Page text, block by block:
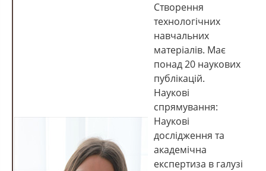
Створення
технологічних
навчальних
матеріалів. Має
понад 20 наукових
публікацій.
Наукові
спрямування:
Наукові
дослідження та
академічна
експертиза в галузі